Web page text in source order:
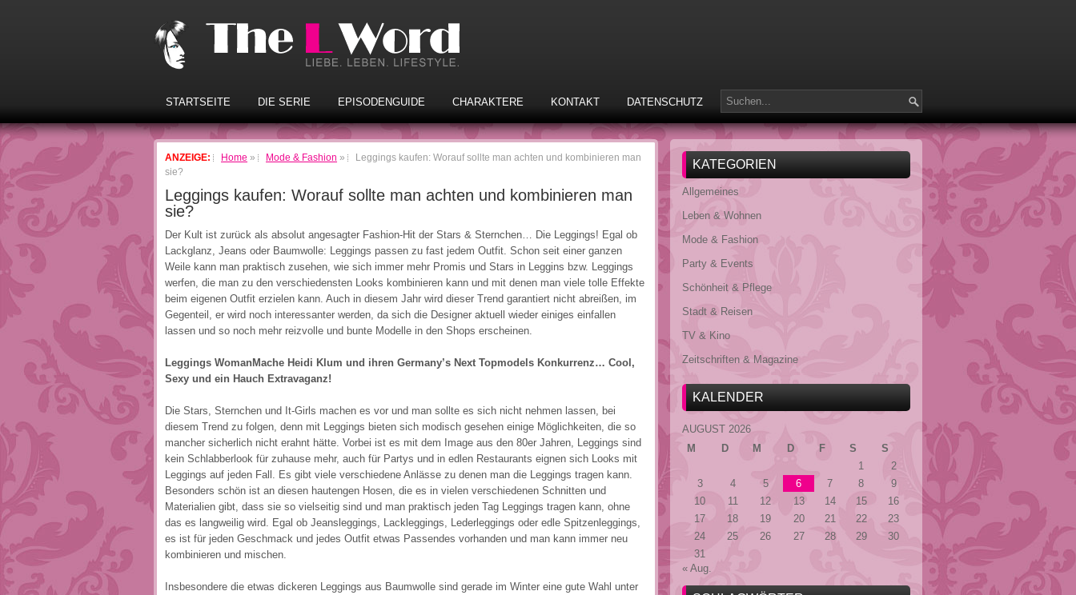
STARTSEITE DIE SERIE EPISODENGUIDE CHARAKTERE KONTAKT DATENSCHUTZ
ANZEIGE: Home » Mode & Fashion »
Leggings kaufen: Worauf sollte man achten und kombinieren man
sie?
Leggings kaufen: Worauf sollte man achten und kombinieren man
sie?
Der Kult ist zurück als absolut angesagter Fashion-Hit der Stars & Sternchen… Die Leggings! Egal ob
Lackglanz, Jeans oder Baumwolle: Leggings passen zu fast jedem Outfit. Schon seit einer ganzen
Weile kann man praktisch zusehen, wie sich immer mehr Promis und Stars in Leggins bzw. Leggings
werfen, die man zu den verschiedensten Looks kombinieren kann und mit denen man viele tolle Effekte
beim eigenen Outfit erzielen kann. Auch in diesem Jahr wird dieser Trend garantiert nicht abreißen, im
Gegenteil, er wird noch interessanter werden, da sich die Designer aktuell wieder einiges einfallen
lassen und so noch mehr reizvolle und bunte Modelle in den Shops erscheinen.
Leggings WomanMache Heidi Klum und ihren Germany’s Next Topmodels Konkurrenz… Cool,
Sexy und ein Hauch Extravaganz!
Die Stars, Sternchen und It-Girls machen es vor und man sollte es sich nicht nehmen lassen, bei
diesem Trend zu folgen, denn mit Leggings bieten sich modisch gesehen einige Möglichkeiten, die so
mancher sicherlich nicht erahnt hätte. Vorbei ist es mit dem Image aus den 80er Jahren, Leggings sind
kein Schlabberlook für zuhause mehr, auch für Partys und in edlen Restaurants eignen sich Looks mit
Leggings auf jeden Fall. Es gibt viele verschiedene Anlässe zu denen man die Leggings tragen kann.
Besonders schön ist an diesen hautengen Hosen, die es in vielen verschiedenen Schnitten und
Materialien gibt, dass sie so vielseitig sind und man praktisch jeden Tag Leggings tragen kann, ohne
das es langweilig wird. Egal ob Jeansleggings, Lackleggings, Lederleggings oder edle Spitzenleggings,
es ist für jeden Geschmack und jedes Outfit etwas Passendes vorhanden und man kann immer neu
kombinieren und mischen.
Insbesondere die etwas dickeren Leggings aus Baumwolle sind gerade im Winter eine gute Wahl unter
KATEGORIEN
Allgemeines
Leben & Wohnen
Mode & Fashion
Party & Events
Schönheit & Pflege
Stadt & Reisen
TV & Kino
Zeitschriften & Magazine
KALENDER
AUGUST 2026
M
D M D F S
S
1
2
3
4 5 6 7 8
9
10
11 12 13 14 15
16
17
18 19 20 21 22
23
24
25 26 27 28 29
30
31
« Aug.